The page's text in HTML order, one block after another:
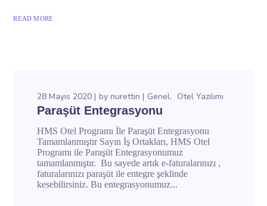
READ MORE
28 Mayıs 2020 by nurettin Genel Otel Yazılımı
Paraşüt Entegrasyonu
HMS Otel Programı İle Paraşüt Entegrasyonu
Tamamlanmıştır Sayın İş Ortakları, HMS Otel
Programı ile Paraşüt Entegrasyonumuz
tamamlanmıştır. Bu sayede artık e-faturalarınızı ,
faturalarınızı paraşüt ile entegre şeklinde
kesebilirsiniz. Bu entegrasyonumuz...